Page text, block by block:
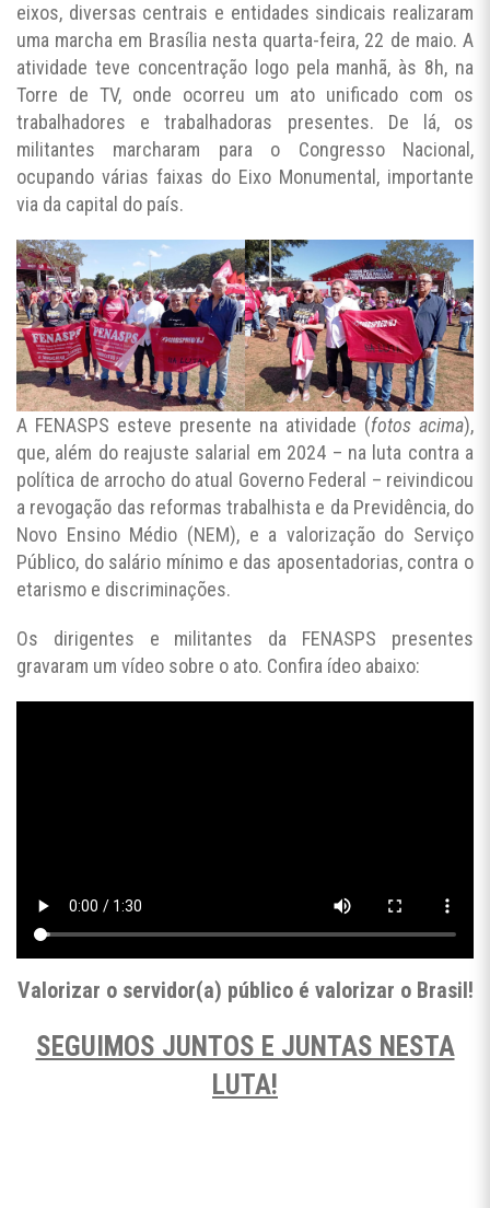
eixos, diversas centrais e entidades sindicais realizaram
uma marcha em Brasília nesta quarta-feira, 22 de maio. A
atividade teve concentração logo pela manhã, às 8h, na
Torre de TV, onde ocorreu um ato unificado com os
trabalhadores e trabalhadoras presentes. De lá, os
militantes marcharam para o Congresso Nacional,
ocupando várias faixas do Eixo Monumental, importante
via da capital do país.
A FENASPS esteve presente na atividade (fotos acima),
que, além do reajuste salarial em 2024 – na luta contra a
política de arrocho do atual Governo Federal – reivindicou
a revogação das reformas trabalhista e da Previdência, do
Novo Ensino Médio (NEM), e a valorização do Serviço
Público, do salário mínimo e das aposentadorias, contra o
etarismo e discriminações.
Os dirigentes e militantes da FENASPS presentes
gravaram um vídeo sobre o ato. Confira ídeo abaixo:
Valorizar o servidor(a) público é valorizar o Brasil!
SEGUIMOS JUNTOS E JUNTAS NESTA
LUTA!